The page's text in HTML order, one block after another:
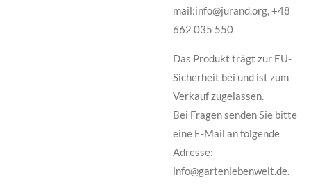
mail:info@jurand.org, +48
662 035 550
Das Produkt trägt zur EU-
Sicherheit bei und ist zum
Verkauf zugelassen.
Bei Fragen senden Sie bitte
eine E-Mail an folgende
Adresse:
info@gartenlebenwelt.de.